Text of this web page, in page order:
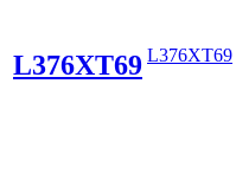
L376XT69 L376XT69